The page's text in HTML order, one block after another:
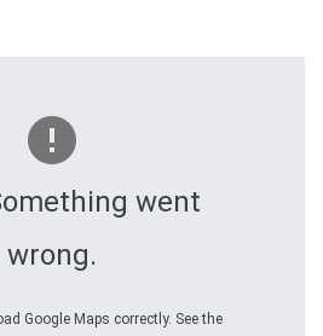
went
wrong.
Google Maps correctly. See the